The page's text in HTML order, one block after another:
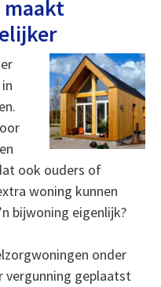
ook ouders of
woning kunnen
bijwoning eigenlijk?
onder
vergunning geplaatst